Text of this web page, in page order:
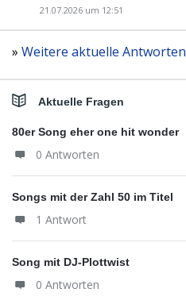
21.07.2026 um 12:51
» Weitere aktuelle Antworten
Aktuelle Fragen
80er Song eher one hit wonder
0 Antworten
Songs mit der Zahl 50 im Titel
1 Antwort
Song mit DJ-Plottwist
0 Antworten